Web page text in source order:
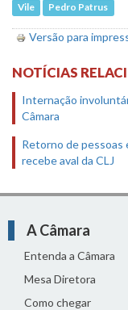
Vile
Pedro Patrus
Versão para
NOTÍCIAS
Internação
Câmara
Retorno de pessoas
recebe aval da CLJ
A Câmara
Entenda a Câmara
Mesa Diretora
Como chegar